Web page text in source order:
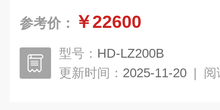
参考价： ￥22600
型号： HD-LZ200B
更新时间： 2025-11-20 | 阅